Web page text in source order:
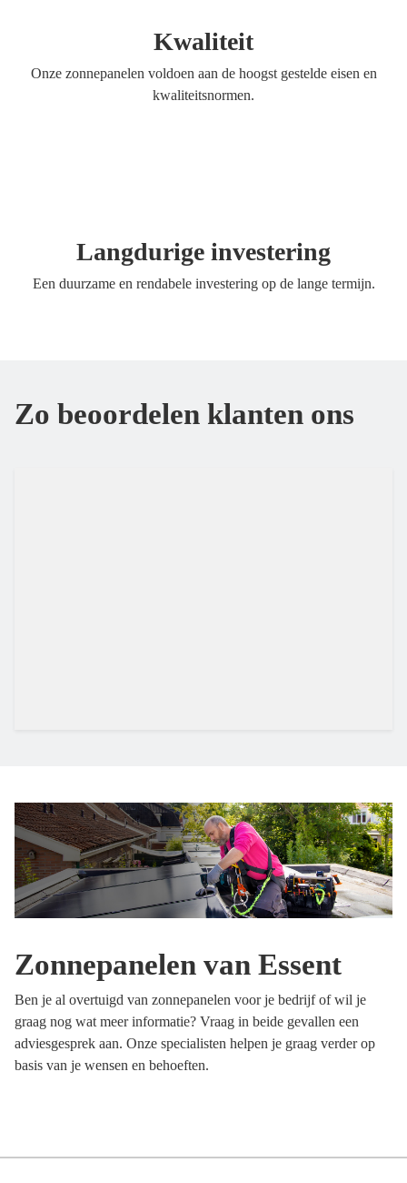
Kwaliteit
Onze zonnepanelen voldoen aan de hoogst gestelde eisen en
kwaliteitsnormen.
Langdurige investering
Een duurzame en rendabele investering op de lange termijn.
Zo beoordelen klanten ons
Zonnepanelen van Essent
Ben je al overtuigd van zonnepanelen voor je bedrijf of wil je
graag nog wat meer informatie? Vraag in beide gevallen een
adviesgesprek aan. Onze specialisten helpen je graag verder op
basis van je wensen en behoeften.